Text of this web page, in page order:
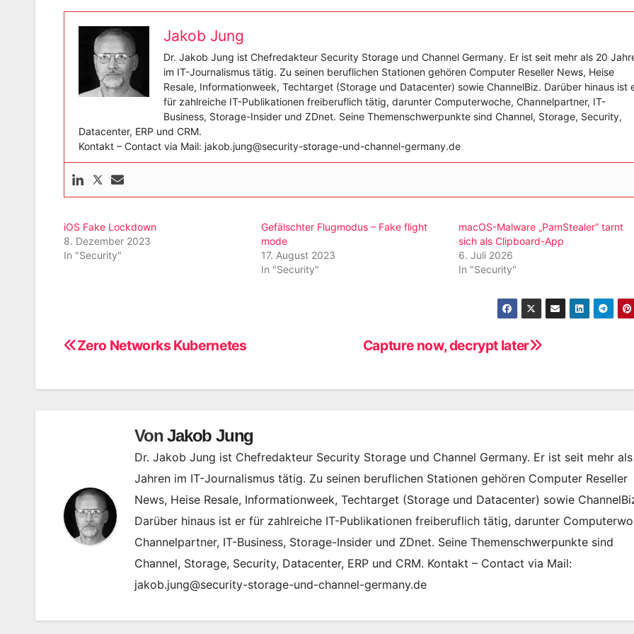
Jakob Jung
Dr. Jakob Jung ist Chefredakteur Security Storage und Channel Germany. Er ist seit mehr als 20
im IT-Journalismus tätig. Zu seinen beruflichen Stationen gehören Computer Reseller News, Heise
Resale, Informationweek, Techtarget (Storage und Datacenter) sowie ChannelBiz. Darüber hinaus ist
für zahlreiche IT-Publikationen freiberuflich tätig, darunter Computerwoche, Channelpartner, IT-
Business, Storage-Insider und ZDnet. Seine Themenschwerpunkte sind Channel, Storage, Security,
Datacenter, ERP und CRM.
Kontakt – Contact via Mail: jakob.jung@security-storage-und-channel-germany.de
iOS Fake Lockdown
8. Dezember 2023
In "Security"
Gefälschter Flugmodus – Fake flight
mode
17. August 2023
In "Security"
macOS-Malware „PamStealer“ tarnt
sich als Clipboard-App
6. Juli 2026
In "Security"
Beitragsnavigation Capture now, decrypt later
Zero Networks Kubernetes
VonJakob Jung
Dr. Jakob Jung ist Chefredakteur Security Storage und Channel Germany. Er ist seit mehr
Jahren im IT-Journalismus tätig. Zu seinen beruflichen Stationen gehören Computer Reseller
News, Heise Resale, Informationweek, Techtarget (Storage und Datacenter) sowie
Darüber hinaus ist er für zahlreiche IT-Publikationen freiberuflich tätig, darunter
Channelpartner, IT-Business, Storage-Insider und ZDnet. Seine Themenschwerpunkte sind
Channel, Storage, Security, Datacenter, ERP und CRM. Kontakt – Contact via Mail:
jakob.jung@security-storage-und-channel-germany.de